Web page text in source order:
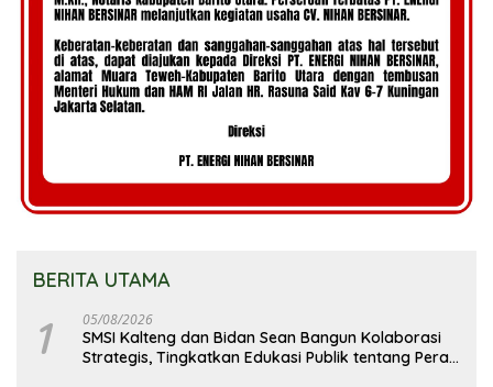
BERITA UTAMA
1 05/08/2026
SMSI Kalteng dan Bidan Sean Bangun Kolaborasi
Strategis, Tingkatkan Edukasi Publik tentang Peran